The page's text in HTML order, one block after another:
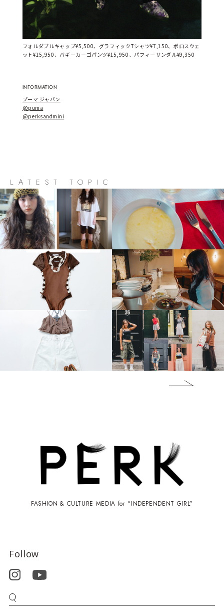
フォルダブルキャップ¥5,500、グラフィックTシャツ¥7,150、ポロスウェ
ット¥15,950、バギーカーゴパンツ¥15,950、パフィーサンダル¥9,350
INFORMATION
プーマ ジャパン
@puma
@perksandmini
LATEST TOPIC
FASHION & CULTURE MEDIA for “INDEPENDENT GIRL”
Follow